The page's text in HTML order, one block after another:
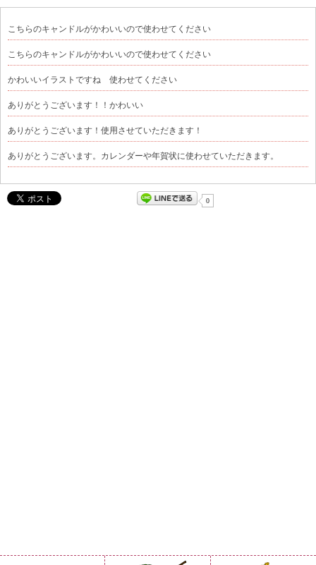
こちらのキャンドルがかわいいので使わせてください
こちらのキャンドルがかわいいので使わせてください
かわいいイラストですね 使わせてください
ありがとうございます！！かわいい
ありがとうございます！使用させていただきます！
ありがとうございます。カレンダーや年賀状に使わせていただきます。
0